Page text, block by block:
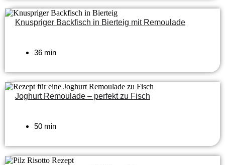
Knuspriger Backfisch in Bierteig mit Remoulade
36 min
Joghurt Remoulade – perfekt zu Fisch
50 min